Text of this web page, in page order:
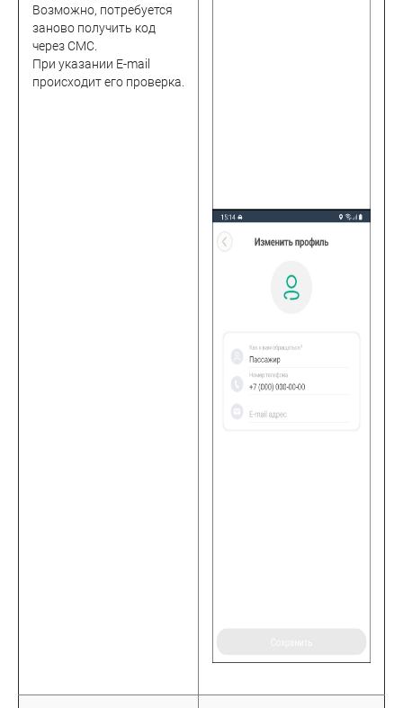
Возможно, потребуется
заново получить код
через СМС.
При указании E-mail
происходит его проверка.